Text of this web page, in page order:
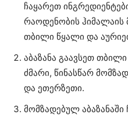
ჩაყარეთ
რაოდენობის
თბილი წყალი და
აბაზანა გაავსეთ
ძმარი, წინასწარ
და ეთერზეთი.
მომზადებულ